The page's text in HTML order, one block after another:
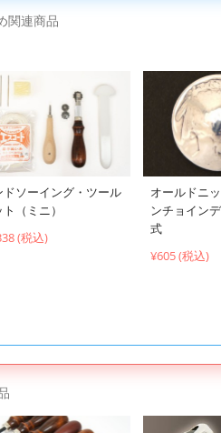
関連商品
ドソーイング・ツール
（ミニ）
(税込)
オールドニ
ンチョイン
式
¥605 (税込)